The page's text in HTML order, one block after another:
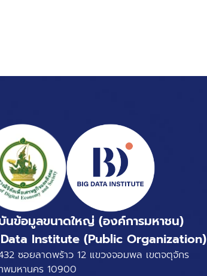
นข้อมูลขนาดใหญ่ (องค์การมหาชน)
Institute (Public Organization)
ซอยลาดพร้าว 12 แขวงจอมพล เขตจตุจักร
พมหานคร 10900